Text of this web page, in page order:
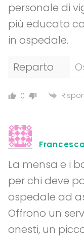
personale di
più educato
in ospedale.
Reparto
0
La mensa e i
per chi deve
ospedale ad
Offrono un
onesti, un